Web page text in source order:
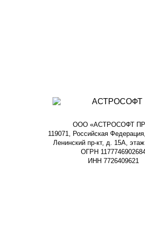
ООО «АСТРОСОФТ
119071, Российская
Ленинский пр-кт, д. 15А,
ОГРН
ИНН 7726409621